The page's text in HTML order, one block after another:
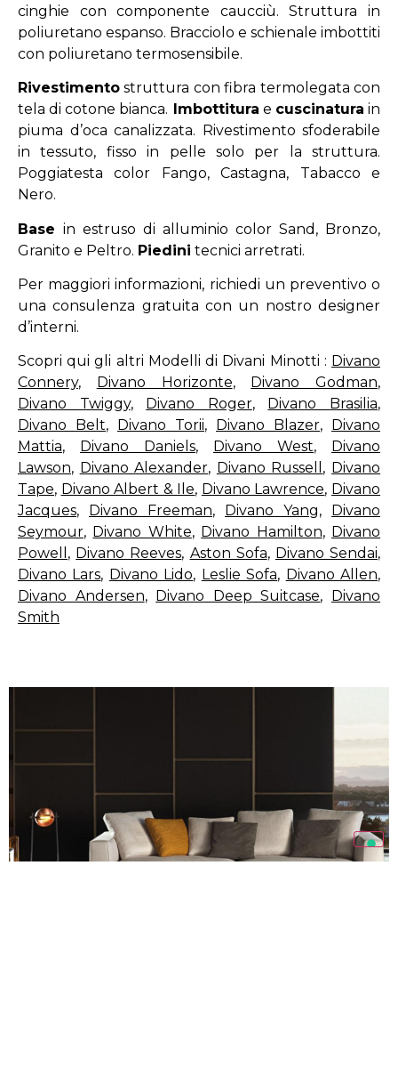
cinghie con componente caucciù. Struttura in
poliuretano espanso. Bracciolo e schienale imbottiti
con poliuretano termosensibile.
Rivestimento struttura con fibra termolegata con
tela di cotone bianca. Imbottitura e cuscinatura in
piuma d’oca canalizzata. Rivestimento sfoderabile
in tessuto, fisso in pelle solo per la struttura.
Poggiatesta color Fango, Castagna, Tabacco e
Nero.
Base in estruso di alluminio color Sand, Bronzo,
Granito e Peltro. Piedini tecnici arretrati.
Per maggiori informazioni, richiedi un preventivo o
una consulenza gratuita con un nostro designer
d’interni.
Scopri qui gli altri Modelli di Divani Minotti : Divano
Connery, Divano Horizonte, Divano Godman,
Divano Twiggy, Divano Roger, Divano Brasilia,
Divano Belt, Divano Torii, Divano Blazer,
Divano
Mattia, Divano Daniels, Divano West,
Divano
Lawson, Divano Alexander, Divano Russell , Divano
Tape, Divano Albert & Ile, Divano Lawrence, Divano
Jacques, Divano Freeman, Divano Yang,
Divano
Seymour, Divano White, Divano Hamilton, Divano
Powell , Divano Reeves, Aston Sofa, Divano Sendai,
Divano Lars, Divano Lido, Leslie Sofa, Divano Allen,
Divano Andersen, Divano Deep Suitcase,
Divano
Smith